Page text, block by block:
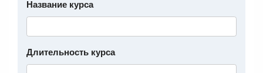
Название курса
Длительность курса